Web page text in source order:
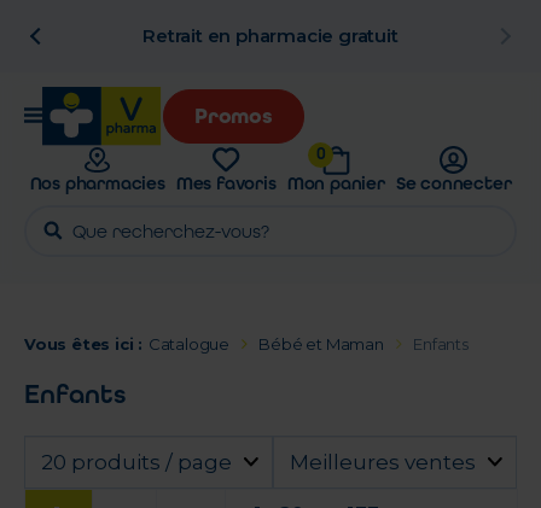
Retrait en pharmacie gratuit
Promos
Nos pharmacies Mes favoris
0
Mon panier Se connecter
Vous êtes ici : Catalogue Bébé et Maman Enfants
Enfants
20 produits / page Meilleures ventes